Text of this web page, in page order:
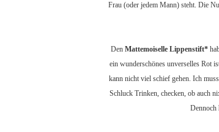
Frau (oder jedem Mann) steht. Die
Den Mattemoiselle Lippenstift*
ein wunderschönes unverselles Rot
kann nicht viel schief gehen. Ich
Schluck Trinken, checken, ob auch
Dennoch